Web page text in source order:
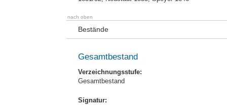
nach oben
Bestände
Gesamtbestand
Verzeichnungsstufe:
Gesamtbestand
Signatur: